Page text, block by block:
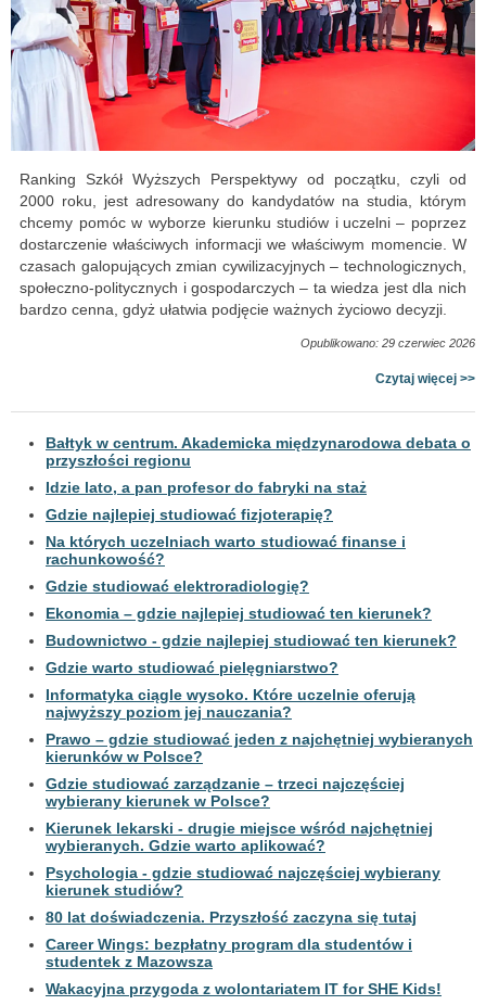
Ranking Szkół Wyższych Perspektywy od początku, czyli od
2000 roku, jest adresowany do kandydatów na studia, którym
chcemy pomóc w wyborze kierunku studiów i uczelni – poprzez
dostarczenie właściwych informacji we właściwym momencie. W
czasach galopujących zmian cywilizacyjnych – technologicznych,
społeczno-politycznych i gospodarczych – ta wiedza jest dla nich
bardzo cenna, gdyż ułatwia podjęcie ważnych życiowo decyzji.
Opublikowano: 29 czerwiec 2026
Czytaj więcej >>
Bałtyk w centrum. Akademicka międzynarodowa debata o
przyszłości regionu
Idzie lato, a pan profesor do fabryki na staż
Gdzie najlepiej studiować fizjoterapię?
Na których uczelniach warto studiować finanse i
rachunkowość?
Gdzie studiować elektroradiologię?
Ekonomia – gdzie najlepiej studiować ten kierunek?
Budownictwo - gdzie najlepiej studiować ten kierunek?
Gdzie warto studiować pielęgniarstwo?
Informatyka ciągle wysoko. Które uczelnie oferują
najwyższy poziom jej nauczania?
Prawo – gdzie studiować jeden z najchętniej wybieranych
kierunków w Polsce?
Gdzie studiować zarządzanie – trzeci najczęściej
wybierany kierunek w Polsce?
Kierunek lekarski - drugie miejsce wśród najchętniej
wybieranych. Gdzie warto aplikować?
Psychologia - gdzie studiować najczęściej wybierany
kierunek studiów?
80 lat doświadczenia. Przyszłość zaczyna się tutaj
Career Wings: bezpłatny program dla studentów i
studentek z Mazowsza
Wakacyjna przygoda z wolontariatem IT for SHE Kids!